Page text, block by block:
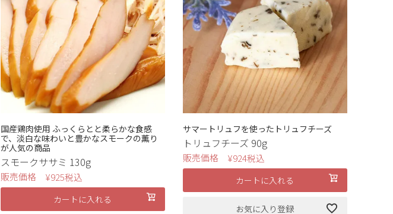
国産鶏肉使用 ふっくらとと柔らかな食感
で、淡白な味わいと豊かなスモークの薫り
が人気の商品
スモークササミ 130g
販売価格 ¥925税込
カートに入れる
サマートリュフを使ったトリュフチーズ
トリュフチーズ 90g
販売価格 ¥924税込
カートに入れる
お気に入り登録